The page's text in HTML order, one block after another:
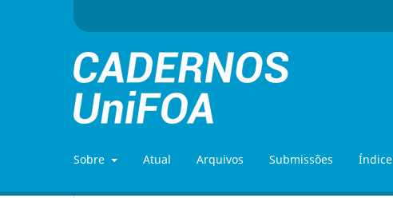
Sobre Atual Arquivos Submissões